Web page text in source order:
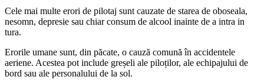
Cele mai multe erori de pilotaj sunt cauzate de starea de oboseala,
nesomn, depresie sau chiar consum de alcool inainte de a intra in
tura.
Erorile umane sunt, din păcate, o cauză comună în accidentele
aeriene. Acestea pot include greșeli ale piloților, ale echipajului de
bord sau ale personalului de la sol.